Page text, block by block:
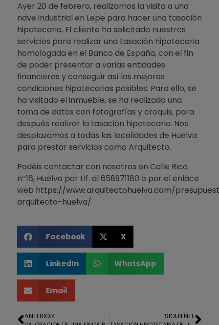
Ayer 20 de febrero, realizamos la visita a una
nave industrial en Lepe para hacer una tasación
hipotecaria. El cliente ha solicitado nuestros
servicios para realizar una tasación hipotecaria
homologada en el Banco de España, con el fin
de poder presentar a varias entidades
financieras y conseguir así las mejores
condiciones hipotecarias posibles. Para ello, se
ha visitado el inmueble, se ha realizado una
toma de datos con fotografías y croquis, para
después realizar la tasación hipotecaria. Nos
desplazamos a todas las localidades de Huelva
para prestar servicios como Arquitecto.
Podéis contactar con nosotros en Calle Rico
nº16, Huelva por tlf. al 658971180 o por el enlace
web https://www.arquitectohuelva.com/
arquitecto-huelva/
Facebook X
LinkedIn WhatsApp
Email
ANTERIOR SIGUIENTE